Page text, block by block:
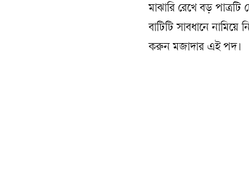
মাঝারি রেখে বড়
বাটিটি সাবধানে
করুন মজাদার এই পদ।